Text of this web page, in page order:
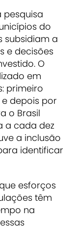
pesquisa
do
subsidiam a
e decisões
O
em
primeiro
depois por
o Brasil
a cada dez
a inclusão
identificar
esforços
têm
na